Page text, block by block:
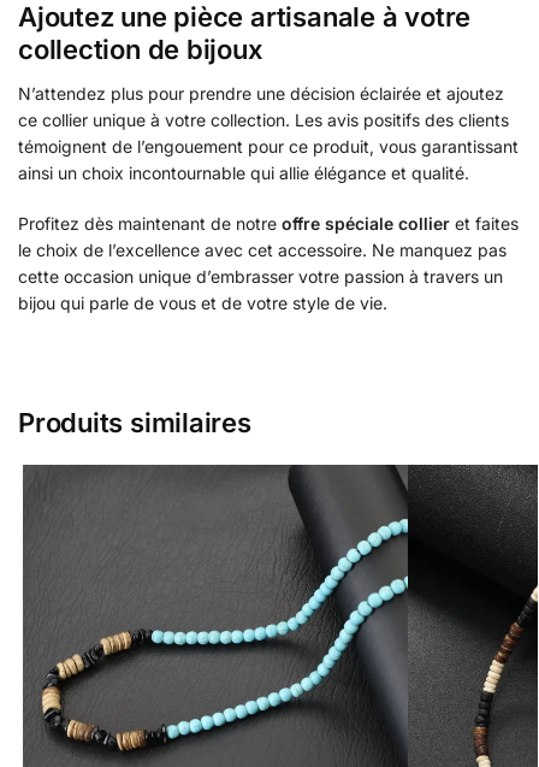
Ajoutez une pièce artisanale à votre
collection de bijoux
N’attendez plus pour prendre une décision éclairée et ajoutez
ce collier unique à votre collection. Les avis positifs des clients
témoignent de l’engouement pour ce produit, vous garantissant
ainsi un choix incontournable qui allie élégance et qualité.
Profitez dès maintenant de notre offre spéciale collier et faites
le choix de l’excellence avec cet accessoire. Ne manquez pas
cette occasion unique d’embrasser votre passion à travers un
bijou qui parle de vous et de votre style de vie.
Produits similaires